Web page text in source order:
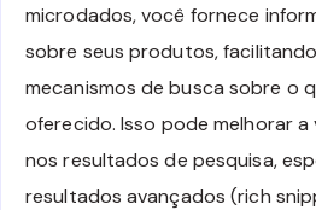
microdados, você fornece
sobre seus produtos,
mecanismos de busca sobre o
oferecido. Isso pode melhorar
nos resultados de pesquisa,
resultados avançados (rich